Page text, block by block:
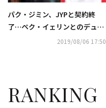
パク・ジミン、JYPと契約終
了…ペク・イェリンとのデュオ
15＆は事実上解散か2019/08/06 17:50
RANKING